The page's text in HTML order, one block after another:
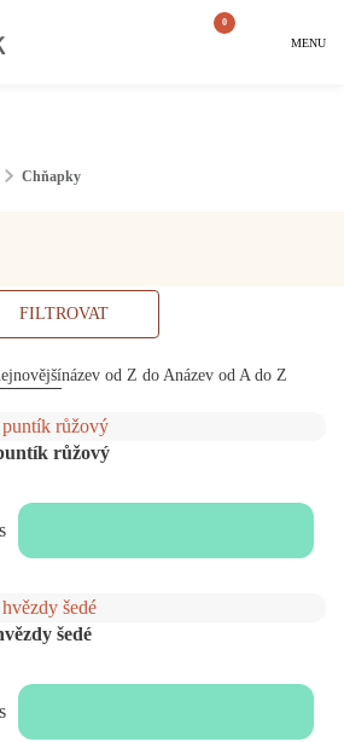
0
MENU
Chňapky
FILTROVAT
název od Z do Anázev od A do Z
růžový
šedé